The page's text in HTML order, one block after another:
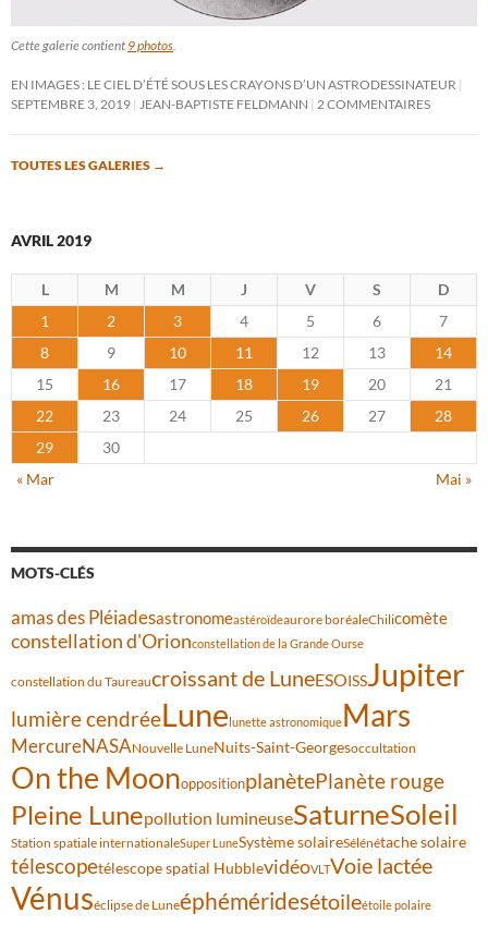
Cette galerie contient 9 photos
EN IMAGES : LE CIEL D’ÉTÉ SOUS LES CRAYONS D’UN ASTRODESSINATEUR
SEPTEMBRE 3, 2019
JEAN-BAPTISTE FELDMANN 2 COMMENTAIRES
TOUTES LES GALERIES →
AVRIL 2019
L M M J V S
D
1
2 3 4 5 6
7
8
9 10 11 12 13
14
15
16 17 18 19 20
21
22
23 24 25 26 27
28
29
30
« Mar
Mai »
MOTS-CLÉS
amas des Pléiadesastronomeastéroïdeaurore boréaleChilicomète
constellation d'Orionconstellation de la Grande Ourse
constellation du Taureaucroissant de LuneESOISSJupiter
lumière cendréeLunelunette astronomiqueMars
MercureNASANouvelle LuneNuits-Saint-Georgesoccultation
On the MoonoppositionplanètePlanète rouge
Pleine Lunepollution lumineuseSaturneSoleil
Station spatiale internationaleSuper LuneSystème solaireSélénétache solaire
télescopetélescope spatial HubblevidéoVLTVoie lactée
Vénuséclipse de Luneéphéméridesétoileétoile polaire